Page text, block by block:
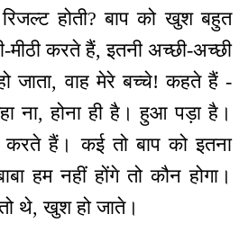
होती? बाप को खुश बहुत
मीठी करते हैं, इतनी अच्छी-अच्छी
जाता, वाह मेरे बच्चे! कहते हैं -
ना, होना ही है। हुआ पड़ा है।
करते हैं। कई तो बाप को इतना
हम नहीं होंगे तो कौन होगा।
थे, खुश हो जाते।